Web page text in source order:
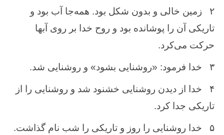
۲
زمین‌ خالی و بدون ‌شكل ‌بود. همه‌جا آب‌ بود و
تاریكی آن‌ را پوشانده ‌بود و روح ‌خدا بر روی آبها
حركت‌ می‌كرد.
۳ خدا فرمود: «روشنایی بشود» و روشنایی شد.
۴
خدا از دیدن‌ روشنایی خشنود شد و روشنایی را از
تاریكی جدا كرد.
۵
خدا روشنایی را روز و تاریكی را شب ‌نام‌ گذاشت‌.